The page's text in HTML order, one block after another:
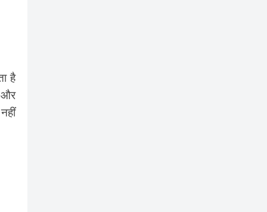
है
और